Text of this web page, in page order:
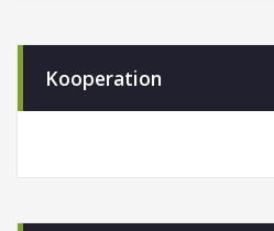
Kooperation